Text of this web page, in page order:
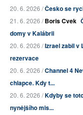
20. 6. 2026 /Česko se
21. 6. 2026 /Boris Cvek
domy v Kalábrii
20. 6. 2026 /Izrael zabil v
rezervace
20. 6. 2026 /Channel 4
chlapce. Kdy t...
20. 6. 2026 /Kdyby se
nynějšího mis...